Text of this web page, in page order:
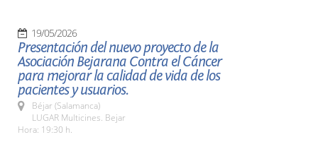
19/05/2026
Presentación del nuevo proyecto de la
Asociación Bejarana Contra el Cáncer
para mejorar la calidad de vida de los
pacientes y usuarios.
Béjar (Salamanca)
LUGAR Multicines. Bejar
Hora: 19:30 h.